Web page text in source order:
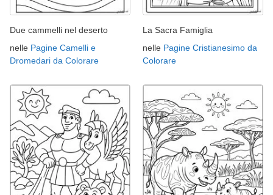
Due cammelli nel deserto
nelle Pagine Camelli e
Dromedari da Colorare
La Sacra Famiglia
nelle Pagine Cristianesimo da
Colorare